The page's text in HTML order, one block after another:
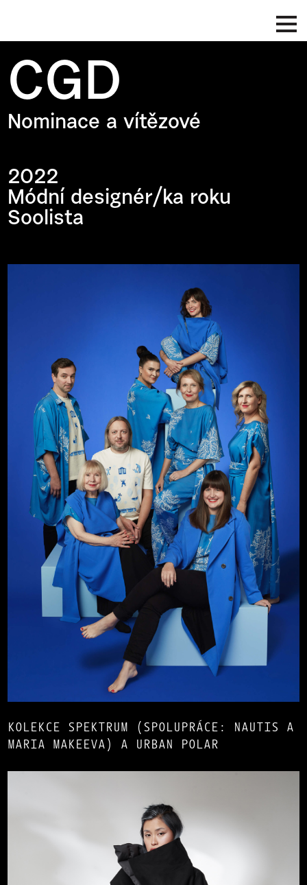
CGD
Nominace a vítězové
2022
Módní designér/ka roku
Soolista
KOLEKCE SPEKTRUM (SPOLUPRÁCE: NAUTIS A
MARIA MAKEEVA) A URBAN POLAR